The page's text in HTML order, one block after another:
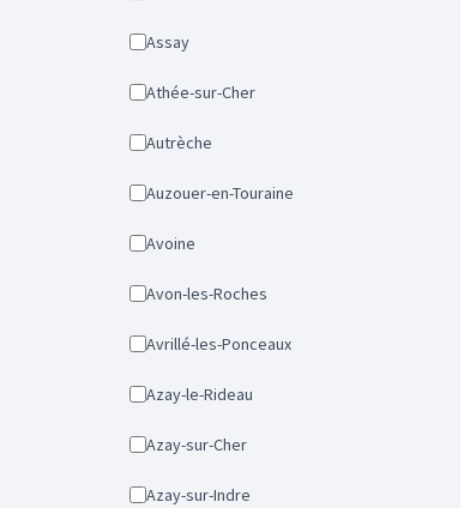
Assay
Athée-sur-Cher
Autrèche
Auzouer-en-Touraine
Avoine
Avon-les-Roches
Avrillé-les-Ponceaux
Azay-le-Rideau
Azay-sur-Cher
Azay-sur-Indre